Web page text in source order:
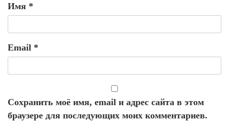
Имя *
Email *
Сохранить моё имя, email и адрес сайта в этом
браузере для последующих моих комментариев.